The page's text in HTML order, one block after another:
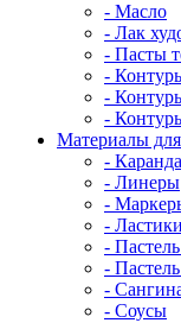
- Масло
- Лак
- Пасты
-
-
-
Материалы
-
- Линеры
-
- Ластики
-
-
-
- Соусы